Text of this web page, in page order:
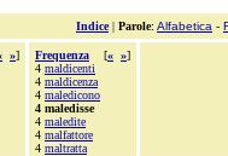
Indice| Parole: Alfabetica -
»]
Frequenza [« »]
4 maldicenti
4 maldicenza
4 maledicono
4 maledisse
4 maledite
4 malfattore
4 maltratta